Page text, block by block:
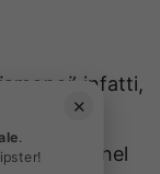
infatti,
disparte nel
✕
.